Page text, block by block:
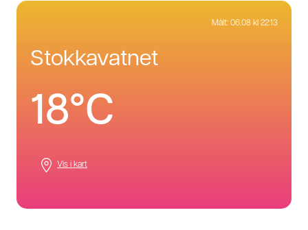
Målt: 06.08 kl 22:13
stokkavatnet
18°C
Vis i kart